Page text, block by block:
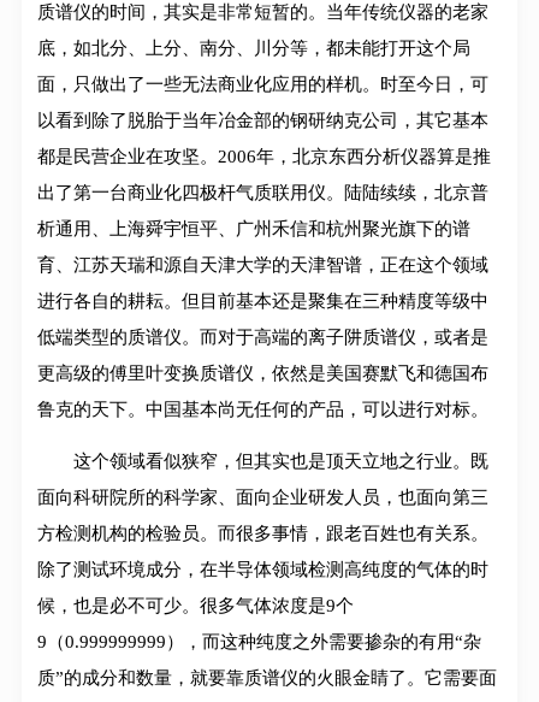
质谱仪的时间，其实是非常短暂的。当年传统仪器的老家
底，如北分、上分、南分、川分等，都未能打开这个局
面，只做出了一些无法商业化应用的样机。时至今日，可
以看到除了脱胎于当年冶金部的钢研纳克公司，其它基本
都是民营企业在攻坚。2006年，北京东西分析仪器算是推
出了第一台商业化四极杆气质联用仪。陆陆续续，北京普
析通用、上海舜宇恒平、广州禾信和杭州聚光旗下的谱
育、江苏天瑞和源自天津大学的天津智谱，正在这个领域
进行各自的耕耘。但目前基本还是聚集在三种精度等级中
低端类型的质谱仪。而对于高端的离子阱质谱仪，或者是
更高级的傅里叶变换质谱仪，依然是美国赛默飞和德国布
鲁克的天下。中国基本尚无任何的产品，可以进行对标。
这个领域看似狭窄，但其实也是顶天立地之行业。既
面向科研院所的科学家、面向企业研发人员，也面向第三
方检测机构的检验员。而很多事情，跟老百姓也有关系。
除了测试环境成分，在半导体领域检测高纯度的气体的时
候，也是必不可少。很多气体浓度是9个
9（0.999999999），而这种纯度之外需要掺杂的有用“杂
质”的成分和数量，就要靠质谱仪的火眼金睛了。它需要面